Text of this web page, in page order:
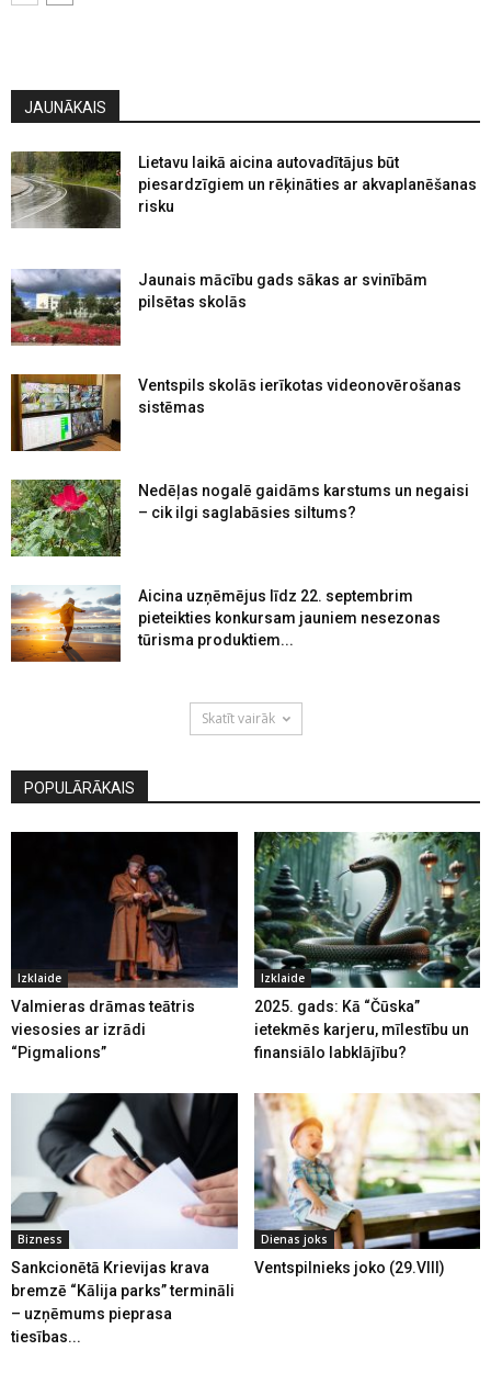
JAUNĀKAIS
Lietavu laikā aicina autovadītājus būt
piesardzīgiem un rēķināties ar akvaplanēšanas
risku
Jaunais mācību gads sākas ar svinībām
pilsētas skolās
Ventspils skolās ierīkotas videonovērošanas
sistēmas
Nedēļas nogalē gaidāms karstums un negaisi
– cik ilgi saglabāsies siltums?
Aicina uzņēmējus līdz 22. septembrim
pieteikties konkursam jauniem nesezonas
tūrisma produktiem...
Skatīt vairāk
POPULĀRĀKAIS
Izklaide
Valmieras drāmas teātris
viesosies ar izrādi
“Pigmalions”
Izklaide
2025. gads: Kā “Čūska”
ietekmēs karjeru, mīlestību un
finansiālo labklājību?
Bizness
Sankcionētā Krievijas krava
bremzē “Kālija parks” termināli
– uzņēmums pieprasa
tiesības...
Dienas joks
Ventspilnieks joko (29.VIII)